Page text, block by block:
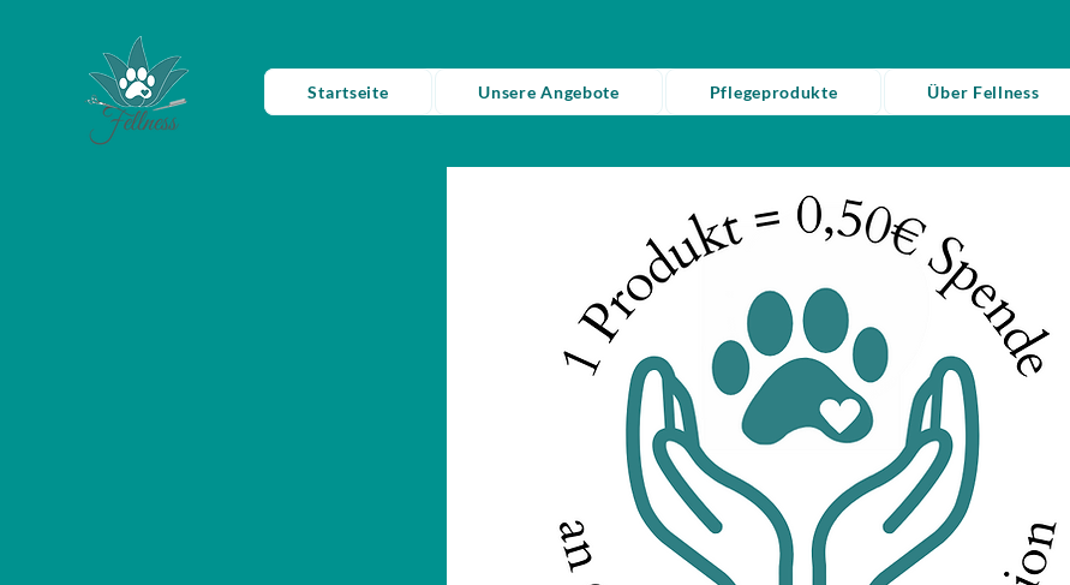
Startseite Unsere Angebote Pflegeprodukte Über Fellness